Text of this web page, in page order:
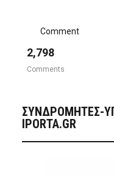
Comment
2,798
Comments
ΣΥΝΔΡΟΜΗΤΈΣ-
IPORTA.GR